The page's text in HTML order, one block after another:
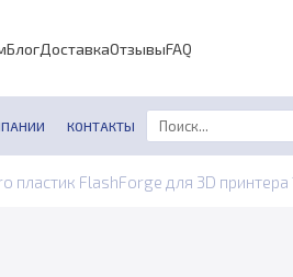
БлогДоставкаОтзывыFAQ
КОНТАКТЫ
пластик FlashForge для 3D принтера